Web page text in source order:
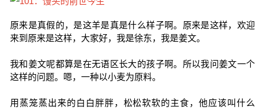
原来是真假的，是这羊是真是什么样子啊。原来是这样，欢迎
来到原来是这样，大家好，我是徐东，我是姜文。
我和姜文呢都算是在无语区长大的孩子啊。所以我问姜文一个
这样的问题。嗯，一种以小麦为原料。
用蒸笼蒸出来的白白胖胖，松松软软的主食，他应该叫什么